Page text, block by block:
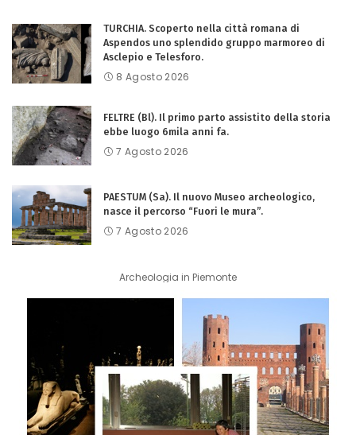
TURCHIA. Scoperto nella città romana di
Aspendos uno splendido gruppo marmoreo di
Asclepio e Telesforo.
8 Agosto 2026
FELTRE (Bl). Il primo parto assistito della storia
ebbe luogo 6mila anni fa.
7 Agosto 2026
PAESTUM (Sa). Il nuovo Museo archeologico,
nasce il percorso “Fuori le mura”.
7 Agosto 2026
Archeologia in Piemonte